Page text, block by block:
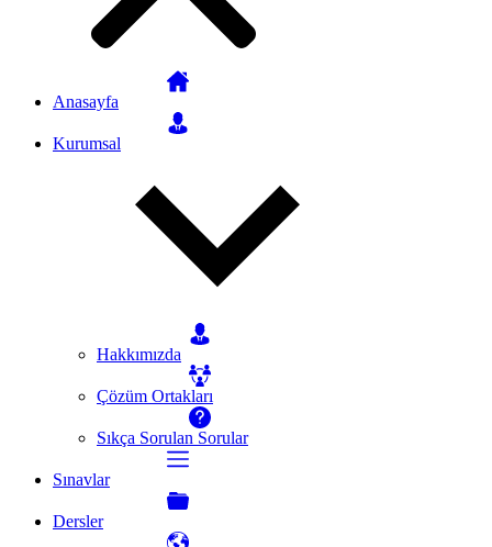
Anasayfa
Kurumsal
Hakkımızda
Çözüm Ortakları
Sıkça Sorulan Sorular
Sınavlar
Dersler